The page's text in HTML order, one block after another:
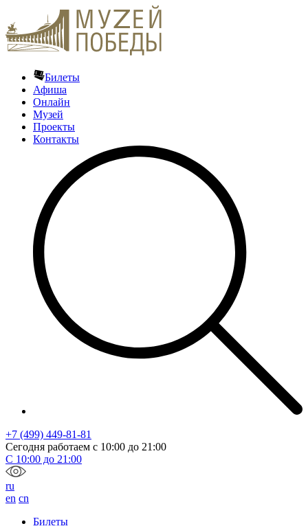
Билеты
Афиша
Онлайн
Музей
Проекты
Контакты
+7 (499) 449-81-81
Сегодня работаем с 10:00 до 21:00
С 10:00 до 21:00
ru
en cn
Билеты